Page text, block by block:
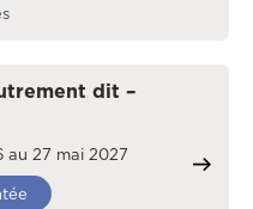
dit –
au 27 mai 2027